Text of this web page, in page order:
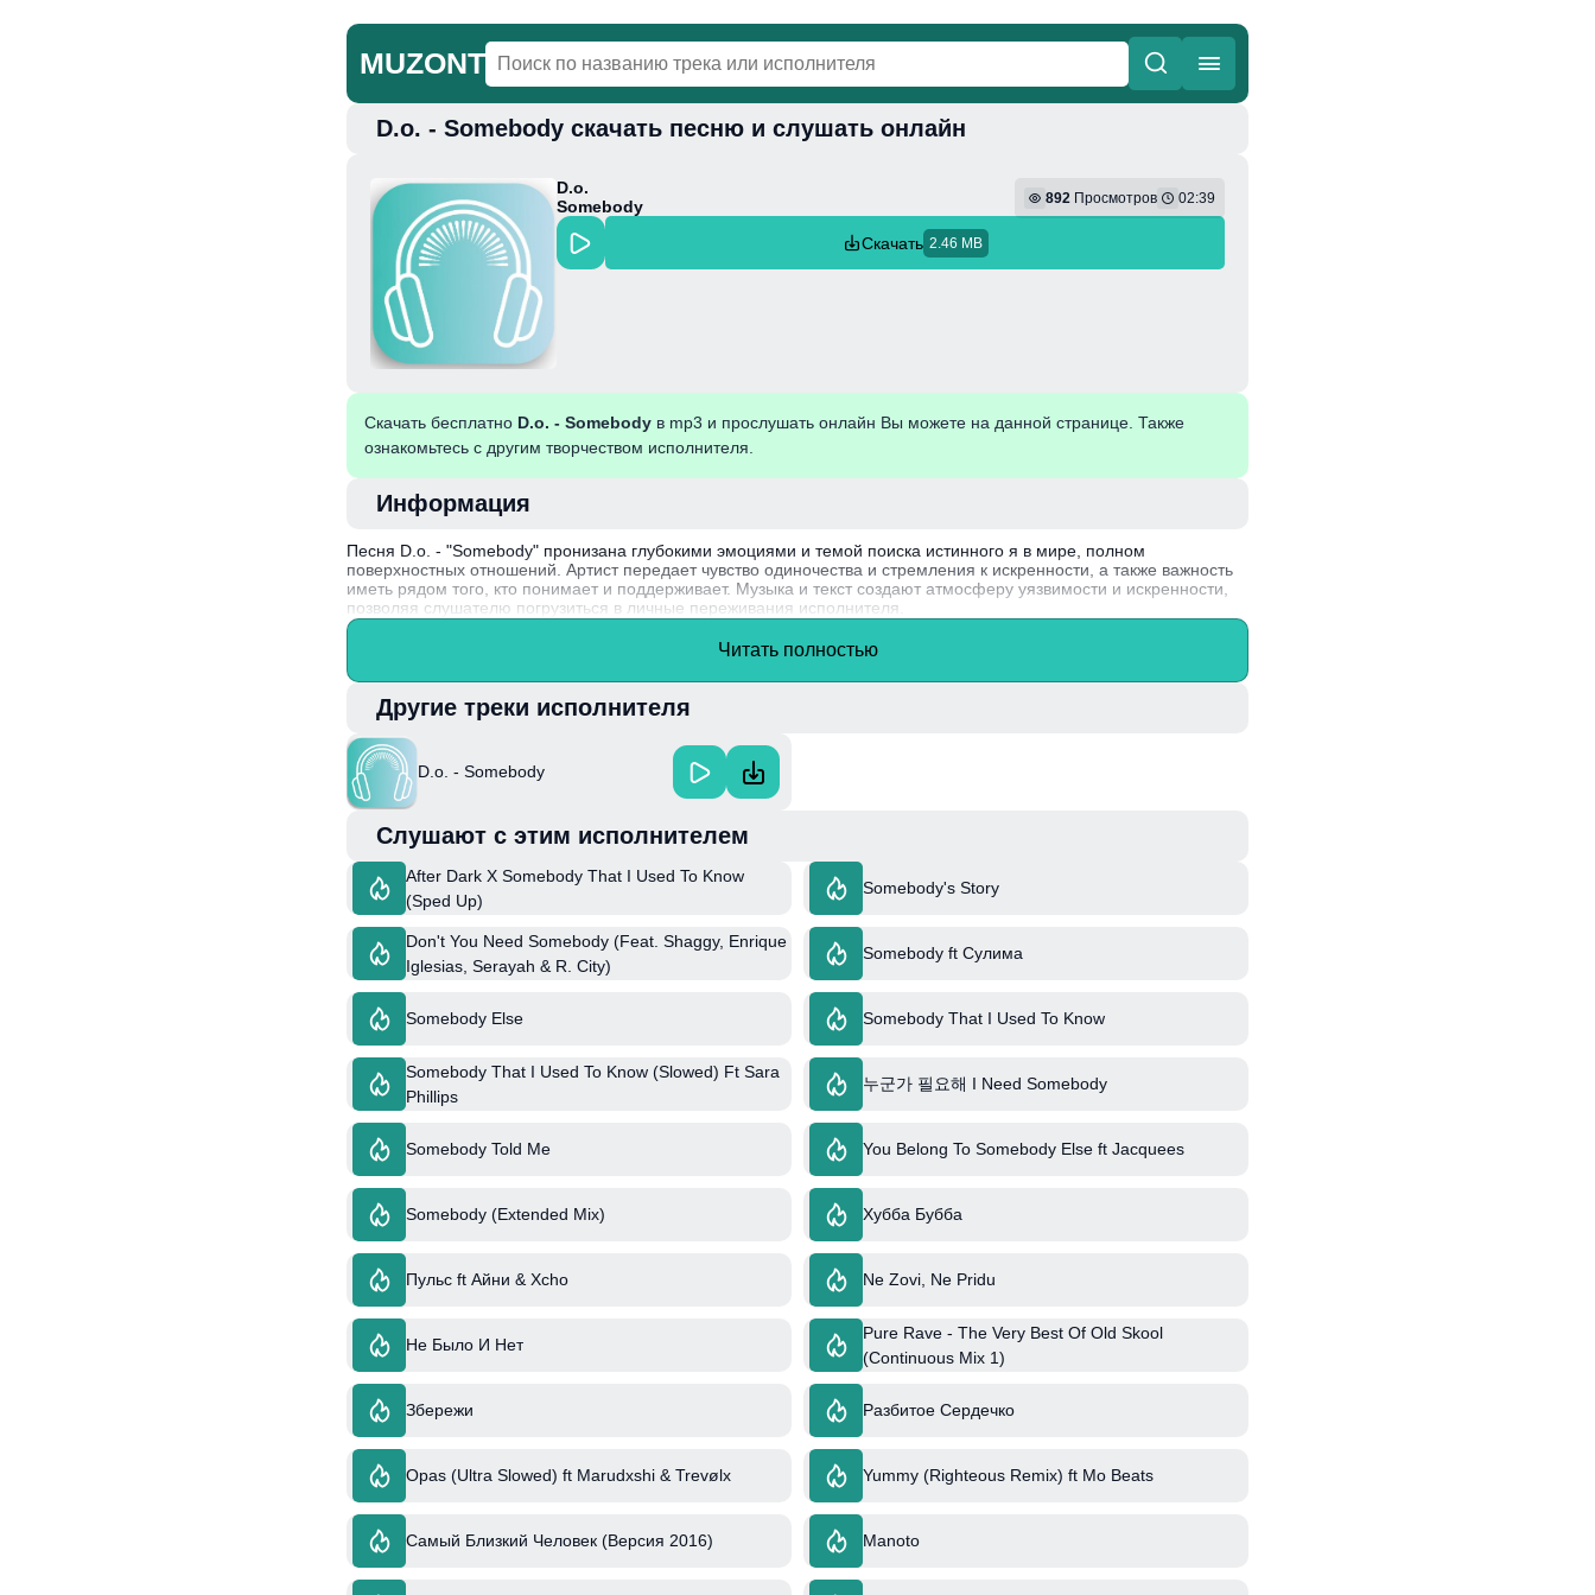
MUZONT
D.o. - Somebody скачать песню и слушать онлайн
D.o.
Somebody
892 Просмотров 02:39
Скачать 2.46 MB
Скачать бесплатно D.o. - Somebody в mp3 и прослушать онлайн Вы можете на данной странице. Также
ознакомьтесь с другим творчеством исполнителя.
Информация
Песня D.o. - "Somebody" пронизана глубокими эмоциями и темой поиска истинного я в мире, полном
поверхностных отношений. Артист передает чувство одиночества и стремления к искренности, а также важность
иметь рядом того, кто понимает и поддерживает. Музыка и текст создают атмосферу уязвимости и искренности,
позволяя слушателю погрузиться в личные переживания исполнителя.
Интересный факт: D.o. – это участник знаменитой южнокорейской группы EXO, который стремительно
Читать полностью
Другие треки исполнителя
D.o. - Somebody
Слушают с этим исполнителем
After Dark X Somebody That I Used To Know
(Sped Up)
Somebody's Story
Don't You Need Somebody (Feat. Shaggy, Enrique
Iglesias, Serayah & R. City)
Somebody ft Сулима
Somebody Else Somebody That I Used To Know
Somebody That I Used To Know (Slowed) Ft Sara
Phillips
누군가 필요해 I Need Somebody
Somebody Told Me You Belong To Somebody Else ft Jacquees
Somebody (Extended Mix) Хубба Бубба
Пульс ft Айни & Xcho Ne Zovi, Ne Pridu
Не Было И Нет
Pure Rave - The Very Best Of Old Skool
(Continuous Mix 1)
Збережи Разбитое Сердечко
Opas (Ultra Slowed) ft Marudxshi & Trevølx Yummy (Righteous Remix) ft Mo Beats
Самый Близкий Человек (Версия 2016) Manoto